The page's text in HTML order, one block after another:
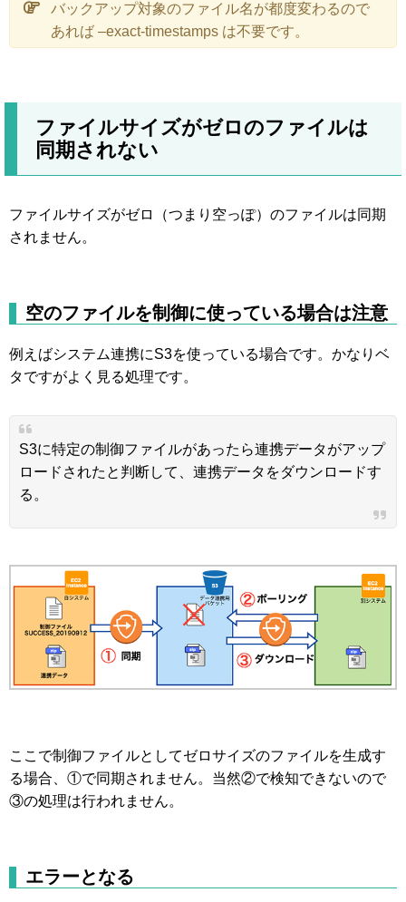
バックアップ対象のファイル名が都度変わるので
あれば –exact-timestamps は不要です。
ファイルサイズがゼロのファイルは
同期されない
ファイルサイズがゼロ（つまり空っぽ）のファイルは同期
されません。
空のファイルを制御に使っている場合は注意
例えばシステム連携にS3を使っている場合です。かなりベ
タですがよく見る処理です。
S3に特定の制御ファイルがあったら連携データがアップ
ロードされたと判断して、連携データをダウンロードす
る。
ここで制御ファイルとしてゼロサイズのファイルを生成す
る場合、①で同期されません。当然②で検知できないので
③の処理は行われません。
エラーとなる